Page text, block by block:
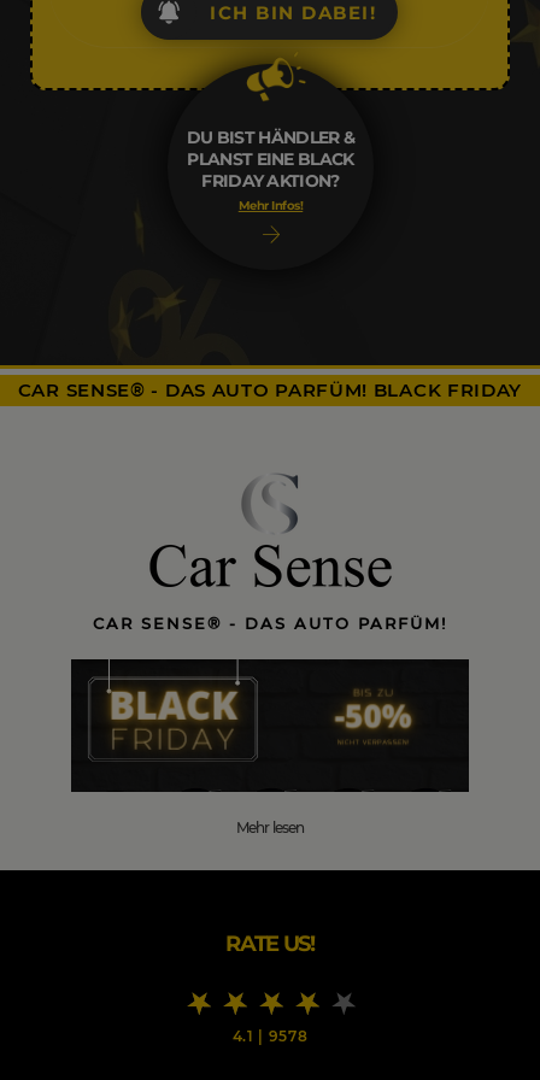
DU BIST HÄNDLER &
PLANST EINE BLACK
FRIDAY AKTION?
Mehr Infos!
ICH BIN DABEI!
CAR SENSE® - DAS AUTO PARFÜM! BLACK FRIDAY
CAR SENSE® - DAS AUTO PARFÜM!
Mehr lesen
RATE US!
4.1 | 9578